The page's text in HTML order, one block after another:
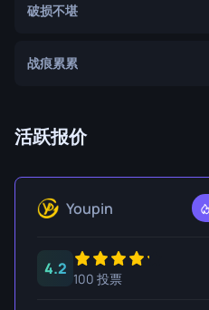
破损不堪
战痕累累
活跃报价
Youpin
4.2
100 投票